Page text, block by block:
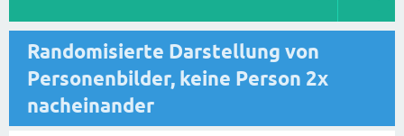
Randomisierte Darstellung von
Personenbilder, keine Person 2x
nacheinander